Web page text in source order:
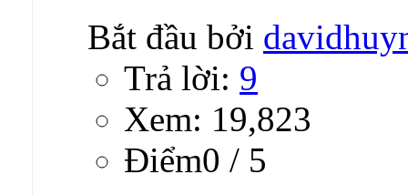
Bắt đầu bởi
Trả lời: 9
Xem: 19,823
Ðiểm0 / 5